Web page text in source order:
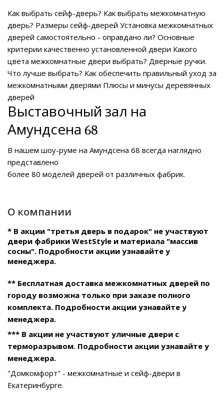
Как выбрать сейф-дверь? Как выбрать межкомнатную
дверь? Размеры сейф-дверей Установка межкомнатных
дверей самостоятельно - оправдано ли? Основные
критерии качественно установленной двери Какого
цвета межкомнатные двери выбрать? Дверные ручки.
Что лучше выбрать? Как обеспечить правильный уход за
межкомнатными дверями Плюсы и минусы деревянных
дверей
Выставочный зал на
Амундсена 68
В нашем шоу-руме на Амундсена 68 всегда наглядно
представлено
более 80 моделей дверей от различных фабрик.
О компании
* В акции "третья дверь в подарок" не участвуют
двери фабрики WestStyle и материала "массив
сосны". Подробности акции узнавайте у
менеджера.
** Бесплатная доставка межкомнатных дверей по
городу возможна только при заказе полного
комплекта. Подробности акции узнавайте у
менеджера.
*** В акции не участвуют уличные двери с
терморазрывом. Подробности акции узнавайте у
менеджера.
"Домкомфорт" - межкомнатные и сейф-двери в
Екатеринбурге.